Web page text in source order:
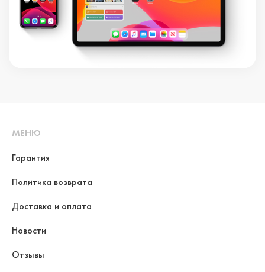
МЕНЮ
Гарантия
Политика возврата
Доставка и оплата
Новости
Отзывы